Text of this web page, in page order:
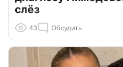
слёз
43 Обсудить